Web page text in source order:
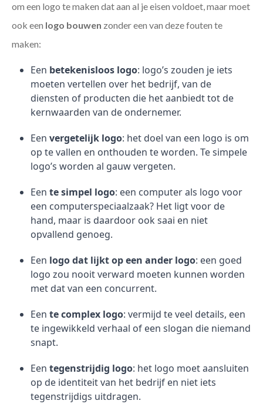
om een logo te maken dat aan al je eisen voldoet, maar moet
ook een logo bouwen zonder een van deze fouten te
maken:
Een betekenisloos logo: logo’s zouden je iets
moeten vertellen over het bedrijf, van de
diensten of producten die het aanbiedt tot de
kernwaarden van de ondernemer.
Een vergetelijk logo: het doel van een logo is om
op te vallen en onthouden te worden. Te simpele
logo’s worden al gauw vergeten.
Een te simpel logo: een computer als logo voor
een computerspeciaalzaak? Het ligt voor de
hand, maar is daardoor ook saai en niet
opvallend genoeg.
Een logo dat lijkt op een ander logo: een goed
logo zou nooit verward moeten kunnen worden
met dat van een concurrent.
Een te complex logo: vermijd te veel details, een
te ingewikkeld verhaal of een slogan die niemand
snapt.
Een tegenstrijdig logo: het logo moet aansluiten
op de identiteit van het bedrijf en niet iets
tegenstrijdigs uitdragen.